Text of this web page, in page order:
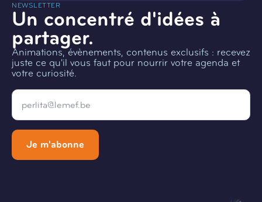
NEWSLETTER
Un concentré d'idées à
partager.
Animations, évènements, contenus exclusifs : recevez
juste ce qu'il vous faut pour nourrir votre agenda et
votre curiosité.
Email
Je m'abonne